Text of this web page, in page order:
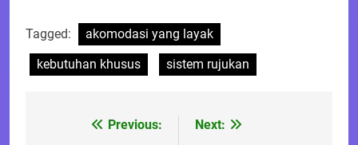
Tagged:
akomodasi yang layak
kebutuhan khusus
sistem rujukan
Previous:
Next: